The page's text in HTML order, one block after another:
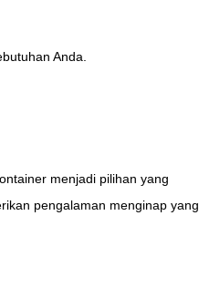
Anda.
menjadi pilihan yang
pengalaman menginap yang